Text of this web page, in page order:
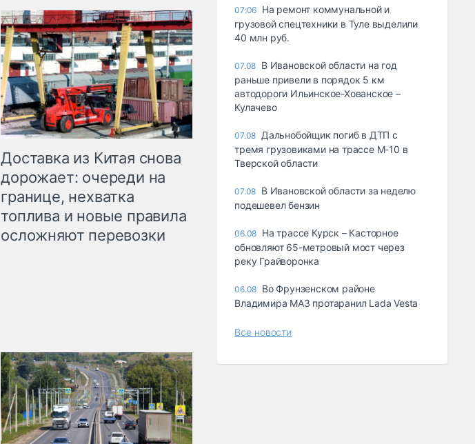
Доставка из Китая снова
дорожает: очереди на
границе, нехватка
топлива и новые правила
осложняют перевозки
07:06 На ремонт коммунальной и
грузовой спецтехники в Туле выделили
40 млн руб.
07.08 В Ивановской области на год
раньше привели в порядок 5 км
автодороги Ильинское-Хованское –
Кулачево
07.08 Дальнобойщик погиб в ДТП с
тремя грузовиками на трассе М-10 в
Тверской области
07.08 В Ивановской области за неделю
подешевел бензин
06.08 На трассе Курск – Касторное
обновляют 65-метровый мост через
реку Грайворонка
06.08 Во Фрунзенском районе
Владимира МАЗ протаранил Lada Vesta
Все новости